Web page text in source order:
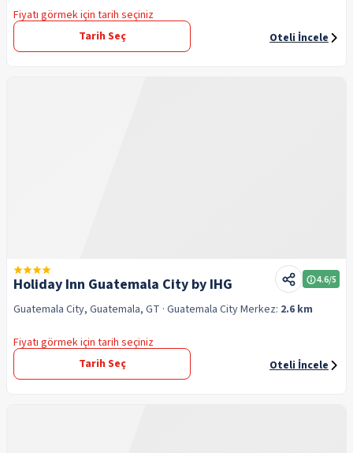
Fiyatı görmek için tarih seçiniz
Tarih Seç
Oteli İncele
Holiday Inn Guatemala City by IHG 4.6/5
Guatemala City, Guatemala, GT · Guatemala CityMerkez: 2.6 km
Fiyatı görmek için tarih seçiniz
Tarih Seç
Oteli İncele